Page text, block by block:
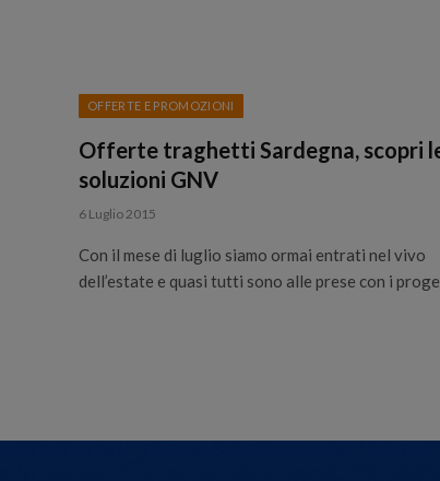
OFFERTE E PROMOZIONI
Offerte traghetti Sardegna, scopri
soluzioni GNV
6 Luglio 2015
Con il mese di luglio siamo ormai entrati nel vivo
dell’estate e quasi tutti sono alle prese con i